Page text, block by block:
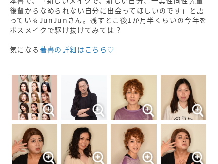
後輩からなめられない自分に出会ってほしいのです」と語
っているJunJunさん。残すとこ後1か月半くらいの今年を
ボスメイクで駆け抜けてみては？
気になる 著書の詳細はこちら♡